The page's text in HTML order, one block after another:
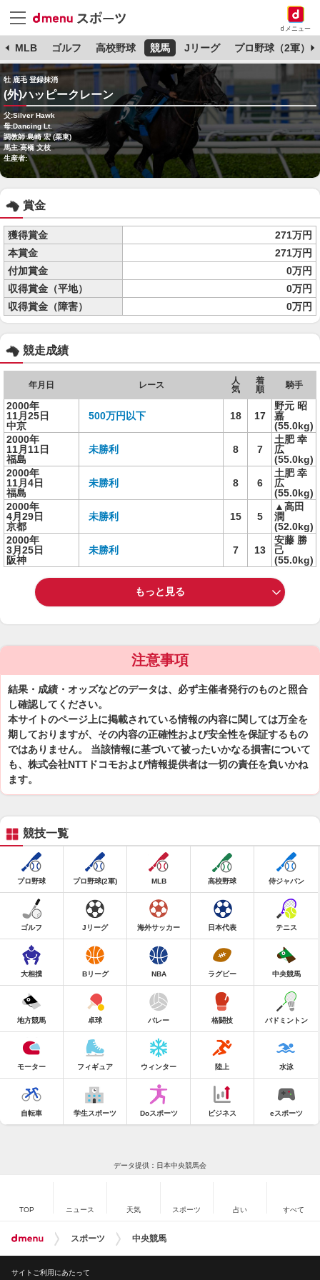
dメニュー
MLB ゴルフ 高校野球 競馬 Jリーグ プロ野球（2軍）
牡 鹿毛 登録抹消
(外)ハッピークレーン
父:Silver Hawk
母:Dancing Lt.
調教師:島崎 宏 (栗東)
馬主:高橋 文枝
生産者:
賞金
獲得賞金
271万円
本賞金
271万円
付加賞金
0万円
収得賞金（平地）
0万円
収得賞金（障害）
0万円
競走成績
年月日 レース
人
気
着
順
騎手
2000年
11月25日
中京
500万円以下 18 17
野元 昭
嘉
(55.0kg)
2000年
11月11日
福島
未勝利 8 7
土肥 幸
広
(55.0kg)
2000年
11月4日
福島
未勝利 8 6
土肥 幸
広
(55.0kg)
2000年
4月29日
京都
未勝利 15 5
▲高田
潤
(52.0kg)
2000年
3月25日
阪神
未勝利 7 13
安藤 勝
己
(55.0kg)
もっと見る
注意事項
結果・成績・オッズなどのデータは、必ず主催者発行のものと照合
し確認してください。
本サイトのページ上に掲載されている情報の内容に関しては万全を
期しておりますが、その内容の正確性および安全性を保証するもの
ではありません。 当該情報に基づいて被ったいかなる損害について
も、株式会社NTTドコモおよび情報提供者は一切の責任を負いかね
ます。
競技一覧
プロ野球 プロ野球(2軍) MLB 高校野球 侍ジャパン
ゴルフ Jリーグ 海外サッカー 日本代表 テニス
大相撲 Bリーグ NBA ラグビー 中央競馬
地方競馬 卓球 バレー 格闘技 バドミントン
モーター フィギュア ウィンター 陸上 水泳
自転車 学生スポーツ Doスポーツ ビジネス eスポーツ
データ提供：日本中央競馬会
TOP ニュース 天気 スポーツ 占い すべて
スポーツ 中央競馬
サイトご利用にあたって